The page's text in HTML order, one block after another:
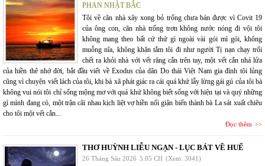
PHAN NHẬT BẮC
Tôi về căn nhà xây xong bỏ trống chưa bán được vì Covit 19
của ông con, căn nhà trống trơn không nước nóng đi vội tôi
không mang theo bất cứ thứ gì ngoài vài gói mì gói, không
muỗng nĩa, không khăn tắm tôi đi như người Tị nạn chạy trối
chết ra khỏi nhà với vết răng cắn trên tay, một vết cắn nhá lửa
của hiền thê nhớ đời, bắt đầu viết về Exodus của dân Do thái Việt Nam gia đình tôi lủng
cũng vì chuyện viết lách của tôi, khi bà xã phát giác ra cái quá khứ lẫy lừng gái gú của tôi bà
không vui nói tôi chỉ sống mộng mơ với quá khứ không biết sống với hiện tại và quý những
gì mình đang có, một trận cãi nhau kịch liệt vợ hiền nổi giận biến thành bà La sát xuất chiêu
cho tôi một vết cắn...
Đọc thêm
THƠ HUỲNH LIỄU NGẠN - LỤC BÁT VỀ HUẾ
26 Tháng Sáu 2026 5:05 CH (Xem: 3041)